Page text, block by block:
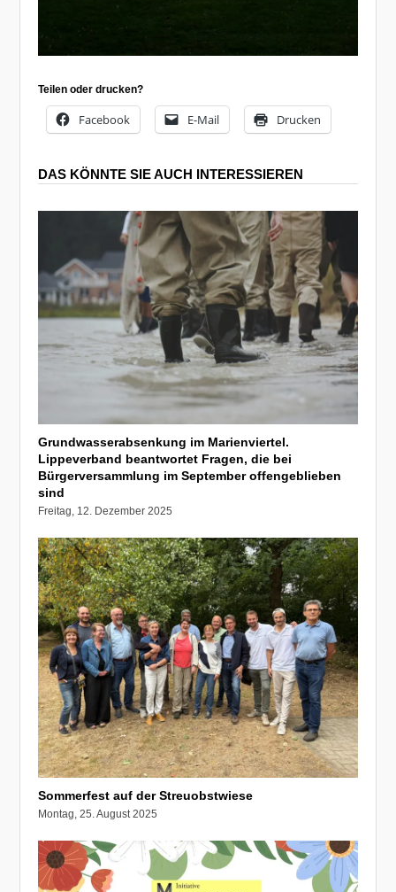
Teilen oder drucken?
Facebook E-Mail Drucken
DAS KÖNNTE SIE AUCH INTERESSIEREN
Grundwasserabsenkung im Marienviertel.
Lippeverband beantwortet Fragen, die bei
Bürgerversammlung im September offengeblieben
sind
Freitag, 12. Dezember 2025
Sommerfest auf der Streuobstwiese
Montag, 25. August 2025